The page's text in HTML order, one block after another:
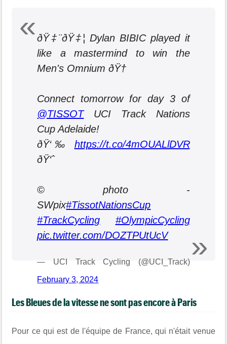
ðŸ‡¨ðŸ‡¦ Dylan BIBIC played it
like a mastermind to win the
Men's Omnium ðŸ†
Connect tomorrow for day 3 of
@TISSOTUCI Track Nations
Cup Adelaide!
ðŸ‘‰ https://t.co/4mOUALlDVR
ðŸ‘ˆ
© photo -
SWpix#TissotNationsCup
#TrackCycling
#OlympicCycling
pic.twitter.com/DOZTPUtUcV
— UCI Track Cycling (@UCI_Track)
February 3, 2024
Les Bleues de la vitesse ne sont pas encore à Paris
Pour ce qui est de l'équipe de France, qui n'était venue